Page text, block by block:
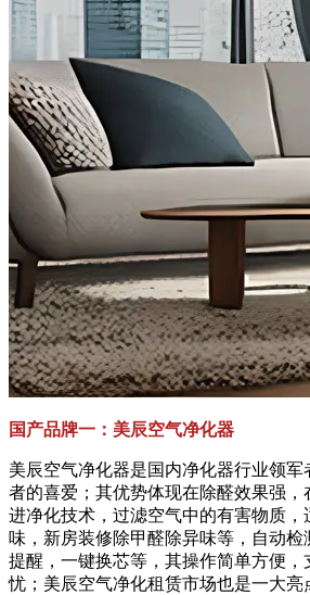
国产品牌一：美辰空气净化器
美辰空气净化器是国内净化器行业领
者的喜爱；其优势体现在除醛效果强，
进净化技术，过滤空气中的有害物质，
味，新房装修除甲醛除异味等，自动
提醒，一键换芯等，其操作简单方便
忧；美辰空气净化租赁市场也是一大亮